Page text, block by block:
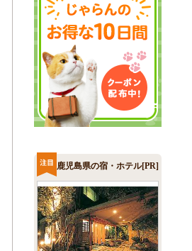
鹿児島県の宿・ホテル[PR]